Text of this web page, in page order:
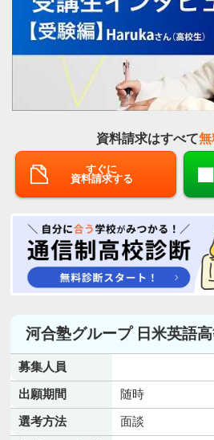
資料請求はすべて無
すぐに
資料請求する
河合塾グループ 日米英語
募集人員
出願期間
随時
選考方法
面談